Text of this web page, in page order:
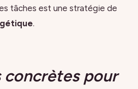
tâches est une stratégie de
.
pour